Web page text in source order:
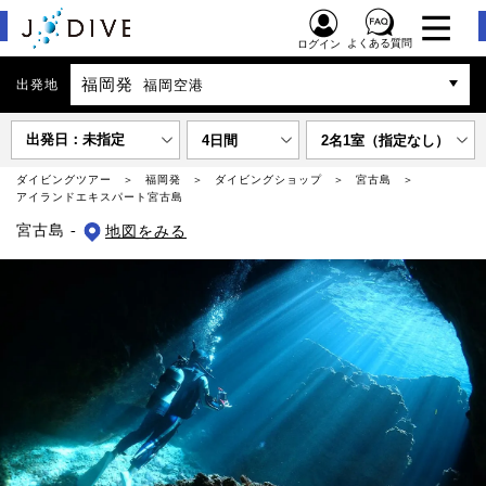
ログイン よくある質問
出発地 福岡発 福岡空港
出発日：未指定 4日間 2名1室（指定なし）
ダイビングツアー 福岡発 ダイビングショップ
宮古島
アイランドエキスパート宮古島
宮古島 - 地図をみる